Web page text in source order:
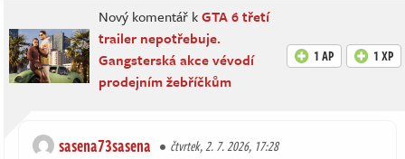
Nový komentář kGTA 6 třetí
trailer nepotřebuje.
Gangsterská akce vévodí
prodejním žebříčkům
1 AP 1 XP
sasena73sasena čtvrtek, 2. 7. 2026, 17:28